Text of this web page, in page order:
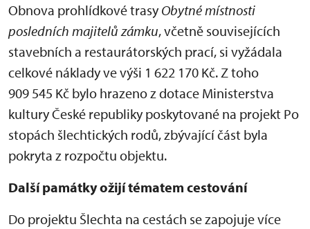
Obnova prohlídkové trasy Obytné místnosti
posledních majitelů zámku, včetně souvisejících
stavebních a restaurátorských prací, si vyžádala
celkové náklady ve výši 1 622 170 Kč. Z toho
909 545 Kč bylo hrazeno z dotace Ministerstva
kultury České republiky poskytované na projekt Po
stopách šlechtických rodů, zbývající část byla
pokryta z rozpočtu objektu.
Další památky ožijí tématem cestování
Do projektu Šlechta na cestách se zapojuje více